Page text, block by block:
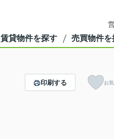
賃貸物件を探す 売買物件を
印刷する お